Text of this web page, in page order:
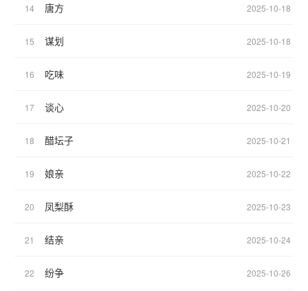
14 唐方 2025-10-18
15 谋划 2025-10-18
16 吃味 2025-10-19
17 谈心 2025-10-20
18 醋坛子 2025-10-21
19 娘亲 2025-10-22
20 凤梨酥 2025-10-23
21 结亲 2025-10-24
22 纷争 2025-10-26